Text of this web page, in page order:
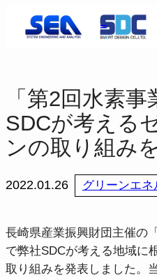
プ
＝
「第2回水素
SDCが考える
ンの取り組み
2022.01.26 グリーンエネ
長崎県産業振興財団主催の
で弊社SDCが考える地域に
取り組みを発表しました。